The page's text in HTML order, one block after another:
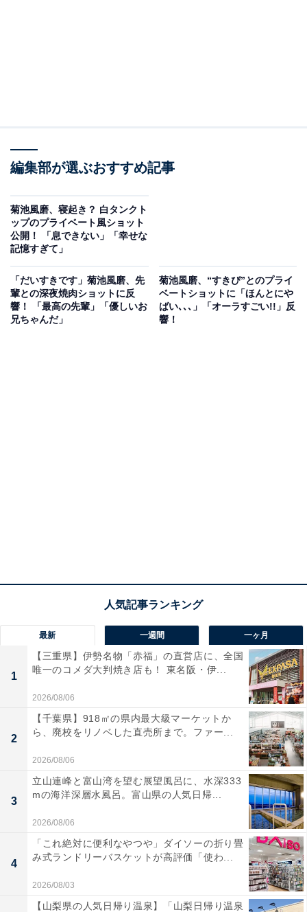
編集部が選ぶおすすめ記事
菊池風磨、寝起き？ 白タンクト
ップのプライベート風ショット
公開！ 「息できない」「幸せな
記憶すぎて」
「だいすきです」菊池風磨、先
輩との深夜焼肉ショットに反
響！ 「最高の先輩」「優しいお
兄ちゃんだ」
菊池風磨、“すきぴ”とのプライ
ベートショットに「ほんとにや
ばい､､､」「オーラすごい!!」反
響！
最新 一週間 一ヶ月
1
【三重県】伊勢名物「赤福」の直営店に、全国
唯一のコメダ大判焼き店も！ 東名阪・伊...
2026/08/06
2
【千葉県】918㎡の県内最大級マーケットか
ら、廃校をリノベした直売所まで。ファー...
2026/08/06
3
立山連峰と富山湾を望む展望風呂に、水深333
mの海洋深層水風呂。富山県の人気日帰...
2026/08/06
4
「これ絶対に便利なやつや」ダイソーの折り畳
み式ランドリーバスケットが高評価「使わ...
2026/08/03
【山梨県の人気日帰り温泉】「山梨日帰り温泉